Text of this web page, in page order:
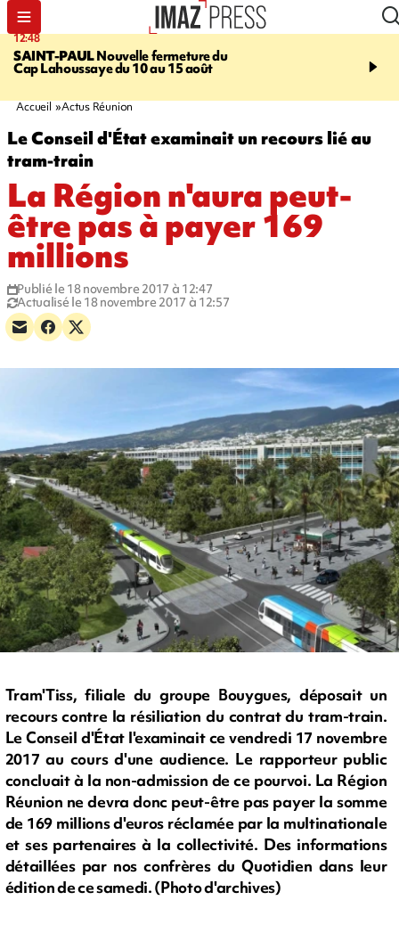
12:48
SAINT-PAULNouvelle fermeture du
Cap Lahoussaye du 10 au 15 août
14:23
massif de migrants, la
Accueil Actus Réunion
Le Conseil d'État examinait un recours lié au
tram-train
La Région n'aura peut-
être pas à payer 169
millions
Publié le 18 novembre 2017 à 12:47
Actualisé le 18 novembre 2017 à 12:57
Tram'Tiss, filiale du groupe Bouygues, déposait un
recours contre la résiliation du contrat du tram-train.
Le Conseil d'État l'examinait ce vendredi 17 novembre
2017 au cours d'une audience. Le rapporteur public
concluait à la non-admission de ce pourvoi. La Région
Réunion ne devra donc peut-être pas payer la somme
de 169 millions d'euros réclamée par la multinationale
et ses partenaires à la collectivité. Des informations
détaillées par nos confrères du Quotidien dans leur
édition de ce samedi. (Photo d'archives)